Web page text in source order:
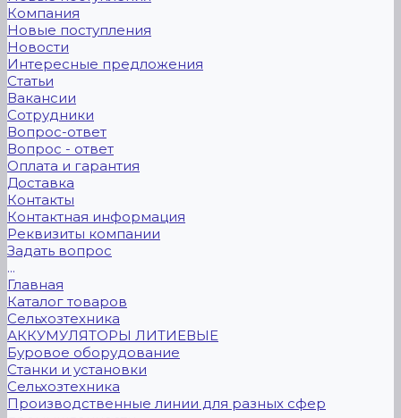
Компания
Новые поступления
Новости
Интересные предложения
Статьи
Вакансии
Сотрудники
Вопрос-ответ
Вопрос - ответ
Оплата и гарантия
Доставка
Контакты
Контактная информация
Реквизиты компании
Задать вопрос
...
Главная
Каталог товаров
Сельхозтехника
АККУМУЛЯТОРЫ ЛИТИЕВЫЕ
Буровое оборудование
Станки и установки
Сельхозтехника
Производственные линии для разных сфер